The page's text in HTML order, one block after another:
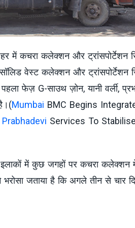
में कचरा कलेक्शन और ट्रांसपोर्टेशन
वेस्ट कलेक्शन और ट्रांसपोर्टेशन
फेज़ G-साउथ ज़ोन, यानी वर्ली,
Mumbai BMC Begins
Prabhadevi Services To
में कुछ जगहों पर कचरा कलेक्शन
जताया है कि अगले तीन से चार